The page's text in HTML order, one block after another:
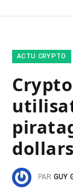
ACTU CRYPTO
dollars
PAR GUY